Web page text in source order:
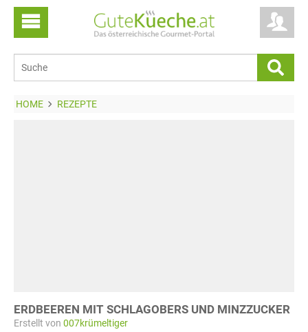
HOME REZEPTE
ERDBEEREN MIT SCHLAGOBERS UND MINZZUCKER
Erstellt von 007krümeltiger